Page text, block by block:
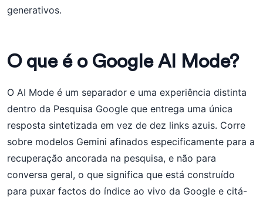
generativos.
O que é o Google AI Mode?
O AI Mode é um separador e uma experiência distinta
dentro da Pesquisa Google que entrega uma única
resposta sintetizada em vez de dez links azuis. Corre
sobre modelos Gemini afinados especificamente para a
recuperação ancorada na pesquisa, e não para
conversa geral, o que significa que está construído
para puxar factos do índice ao vivo da Google e citá-